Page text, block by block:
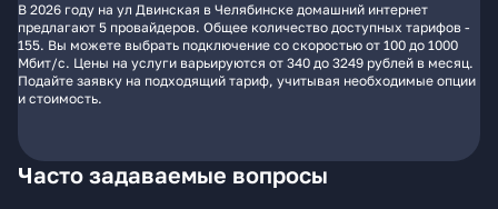
В 2026 году на ул Двинская в Челябинске домашний интернет
предлагают 5 провайдеров. Общее количество доступных тарифов -
155. Вы можете выбрать подключение со скоростью от 100 до 1000
Мбит/с. Цены на услуги варьируются от 340 до 3249 рублей в месяц.
Подайте заявку на подходящий тариф, учитывая необходимые опции
и стоимость.
Часто задаваемые вопросы